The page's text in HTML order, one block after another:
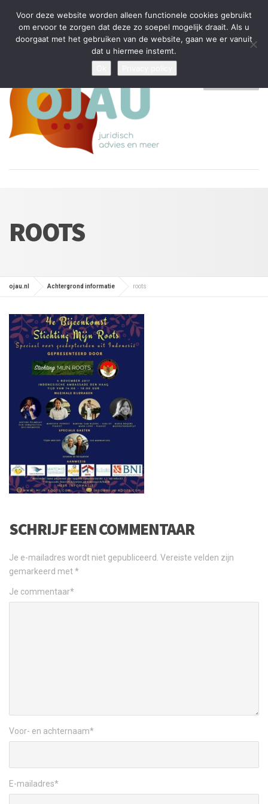
Tijdelijke stop: wegens drukte kan ik beperkt nieuwe zaken aannemen
en vragen beantwoorden
Algemene Voorwaarden
Disclaimer Privacybeleid
ROOTS
ojau.nl Achtergrond informatie roots
SCHRIJF EEN COMMENTAAR
Je e-mailadres wordt niet gepubliceerd. Vereiste velden zijn
gemarkeerd met*
Je commentaar*
Voor- en achternaam*
E-mailadres*
Voor deze website worden alleen functionele cookies gebruikt
om ervoor te zorgen dat deze zo soepel mogelijk draait. Als u
doorgaat met het gebruiken van de website, gaan we er vanuit
dat u hiermee instemt.